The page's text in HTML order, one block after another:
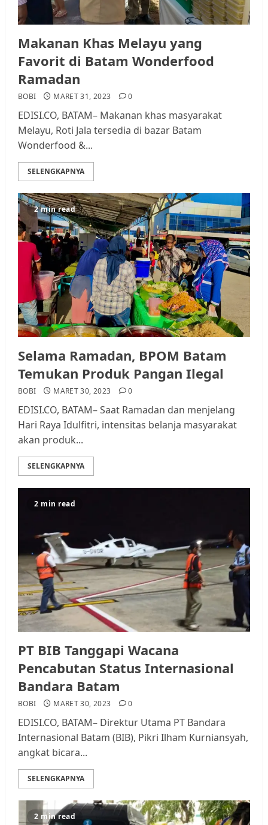
Makanan Khas Melayu yang
Favorit di Batam Wonderfood
Ramadan
BOBI MARET 31, 2023 0
EDISI.CO, BATAM– Makanan khas masyarakat
Melayu, Roti Jala tersedia di bazar Batam
Wonderfood &...
SELENGKAPNYA
2 min read
Selama Ramadan, BPOM Batam
Temukan Produk Pangan Ilegal
BOBI MARET 30, 2023 0
EDISI.CO, BATAM– Saat Ramadan dan menjelang
Hari Raya Idulfitri, intensitas belanja masyarakat
akan produk...
SELENGKAPNYA
2 min read
PT BIB Tanggapi Wacana
Pencabutan Status Internasional
Bandara Batam
BOBI MARET 30, 2023 0
EDISI.CO, BATAM– Direktur Utama PT Bandara
Internasional Batam (BIB), Pikri Ilham Kurniansyah,
angkat bicara...
SELENGKAPNYA
2 min read